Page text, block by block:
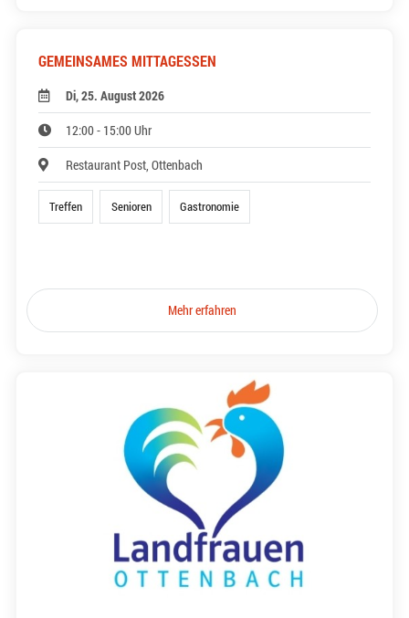
GEMEINSAMES MITTAGESSEN
Di, 25. August 2026
12:00 - 15:00 Uhr
Restaurant Post, Ottenbach
Treffen Senioren Gastronomie
Mehr erfahren